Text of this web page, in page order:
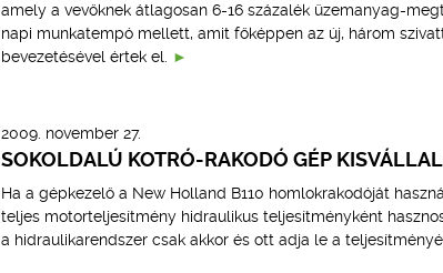
amely a vevőknek átlagosan 6-16 százalék üzemanyag-
napi munkatempó mellett, amit főképpen az új, három
bevezetésével értek el.
2009. november 27.
SOKOLDALÚ KOTRÓ-RAKODÓ GÉP
Ha a gépkezelő a New Holland B110 homlokrakodóját
teljes motorteljesítmény hidraulikus teljesítményként
a hidraulikarendszer csak akkor és ott adja le a